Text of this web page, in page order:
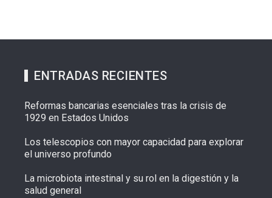
ENTRADAS RECIENTES
Reformas bancarias esenciales tras la crisis de
1929 en Estados Unidos
Los telescopios con mayor capacidad para explorar
el universo profundo
La microbiota intestinal y su rol en la digestión y la
salud general